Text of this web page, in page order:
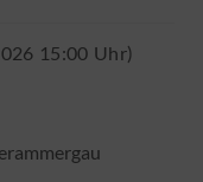
15:00 Uhr)